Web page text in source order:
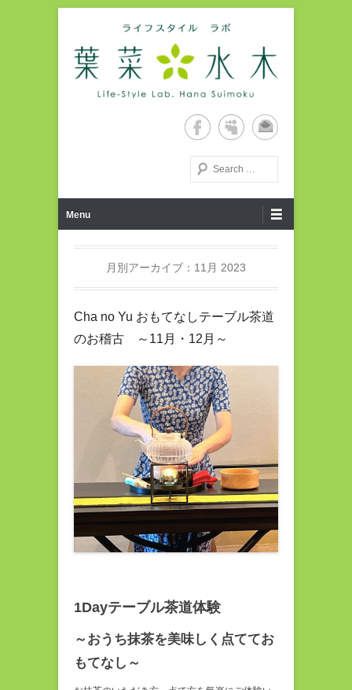
ライフスタイルラボ・葉菜水
木ホームページ
検索する
Menu
月別アーカイブ： 11月 2023
Cha no Yu おもてなしテーブル茶道
のお稽古 ～11月・12月～
1Dayテーブル茶道体験
～おうち抹茶を美味しく点ててお
もてなし～